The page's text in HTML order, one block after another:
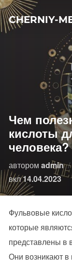
Перейти
к
содержимому
CHERNIY-
Чем
кислоты
человека?
автором admin
вкл14.04.2023
Фульвовые
которые
представлены в
Они возникают в